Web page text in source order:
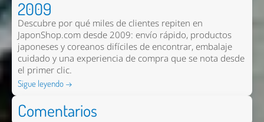
2009
Descubre por qué miles de clientes repiten en
JaponShop.com desde 2009: envío rápido, productos
japoneses y coreanos difíciles de encontrar, embalaje
cuidado y una experiencia de compra que se nota desde
el primer clic.
Sigue leyendo →
Comentarios